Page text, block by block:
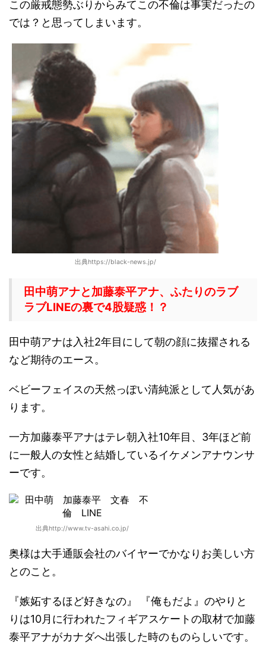
この厳戒態勢ぶりからみてこの不倫は事実だったの
では？と思ってしまいます。
出典https://black-news.jp/
田中萌アナと加藤泰平アナ、ふたりのラブ
ラブLINEの裏で4股疑惑！？
田中萌アナは入社2年目にして朝の顔に抜擢される
など期待のエース。
ベビーフェイスの天然っぽい清純派として人気があ
ります。
一方加藤泰平アナはテレ朝入社10年目、3年ほど前
に一般人の女性と結婚しているイケメンアナウンサ
ーです。
出典http://www.tv-asahi.co.jp/
奥様は大手通販会社のバイヤーでかなりお美しい方
とのこと。
『嫉妬するほど好きなの』 『俺もだよ』のやりと
りは10月に行われたフィギアスケートの取材で加藤
泰平アナがカナダへ出張した時のものらしいです。